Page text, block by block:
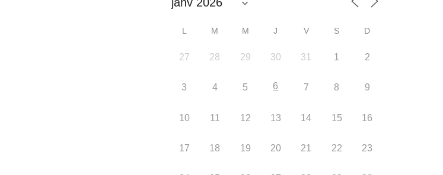
L M M J V S D
27 28 29 30 31 1 2
3 4 5 6 7 8 9
10 11 12 13 14 15 16
17 18 19 20 21 22 23